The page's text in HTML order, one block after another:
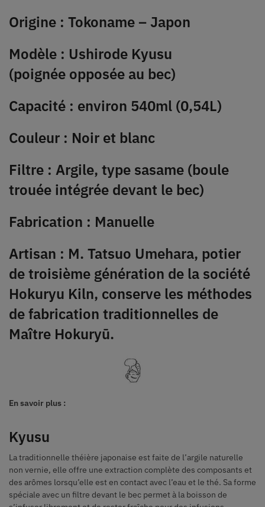
Origine : Tokoname – Japon
Modèle : Ushirode Kyusu
(poignée opposée au bec)
Capacité : environ 540ml (0,54L)
Couleur : Noir et blanc
Filtre : Argile, type sasame (boule
trouée intégrée devant le bec)
Fabrication : Manuelle
Artisan : M. Tatsuo Umehara, potier
de troisième génération de la société
Hokuryu Kiln, conserve les méthodes
de fabrication traditionnelles de
Maître Hokuryū.
En savoir plus :
Kyusu
La traditionnelle théière japonaise est faite de l’argile naturelle
non vernie, elle offre une extraction complète des composants et
des arômes lorsqu’elle est en contact avec l’eau et le thé. Sa forme
spéciale avec un filtre devant le bec permet à la boisson de